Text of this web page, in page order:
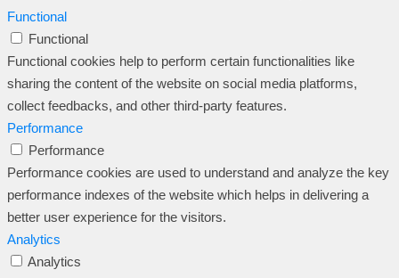
Functional
Functional
Functional cookies help to perform certain functionalities like
sharing the content of the website on social media platforms,
collect feedbacks, and other third-party features.
Performance
Performance
Performance cookies are used to understand and analyze the key
performance indexes of the website which helps in delivering a
better user experience for the visitors.
Analytics
Analytics